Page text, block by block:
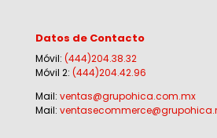
Datos de Contacto
Móvil: (444)204.38.32
Móvil 2: (444)204.42.96
Mail: ventas@grupohica.com.mx
Mail: